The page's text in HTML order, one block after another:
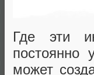
Где эти
постоянно
может